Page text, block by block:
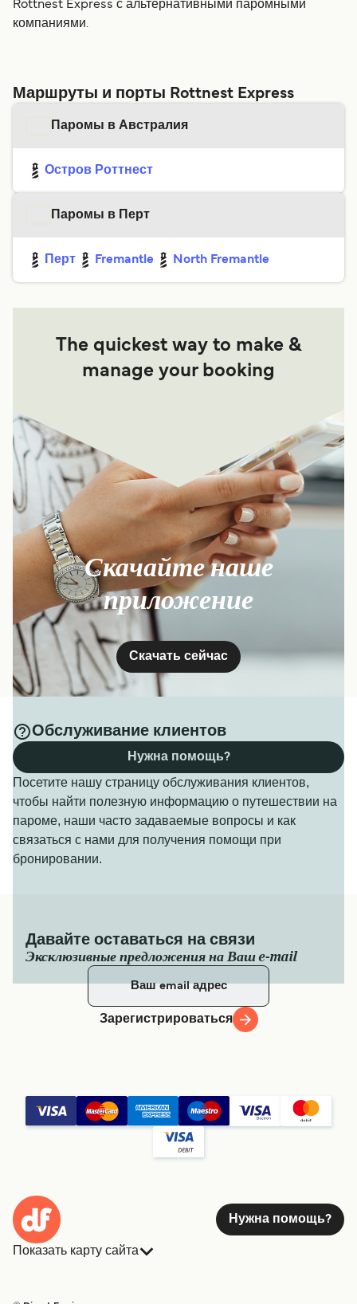
Rottnest Express с альтернативными паромными
компаниями.
Маршруты и порты Rottnest Express
Паромы в Австралия
Остров Роттнест
Паромы в Перт
Перт Fremantle North Fremantle
The quickest way to make &
manage your booking
Скачайте наше
приложение
Скачать сейчас
Обслуживание клиентов
Посетите нашу страницу обслуживания клиентов,
чтобы найти полезную информацию о путешествии на
пароме, наши часто задаваемые вопросы и как
связаться с нами для получения помощи при
бронировании.
Нужна помощь?
Давайте оставаться на связи
Эксклюзивные предложения на Ваш e-mail
Зарегистрироваться
Нужна помощь?
Показать карту сайта
Страны